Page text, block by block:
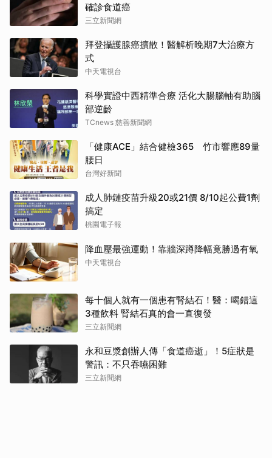
確診食道癌
三立新聞網
拜登攝護腺癌擴散！醫解析晚期7大治療方
式
中天電視台
科學實證中西精準合療 活化大腸腦軸有助腦
部逆齡
TCnews 慈善新聞網
「健康ACE」結合健檢365 竹市響應89量
腰日
台灣好新聞
成人肺鏈疫苗升級20或21價 8/10起公費1劑
搞定
桃園電子報
降血壓最強運動！靠牆深蹲降幅竟勝過有氧
中天電視台
每十個人就有一個患有腎結石！醫：喝錯這
3種飲料 腎結石真的會一直復發
三立新聞網
永和豆漿創辦人傳「食道癌逝」！5症狀是
警訊：不只吞嚥困難
三立新聞網